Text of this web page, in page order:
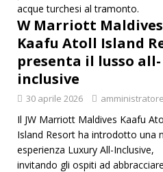
W Marriott Maldives
Kaafu Atoll Island
presenta il lusso all-
inclusive
30 aprile 2026 amministratore
Il JW Marriott Maldives Kaafu
Island Resort ha introdotto una
esperienza Luxury All-Inclusive,
invitando gli ospiti ad